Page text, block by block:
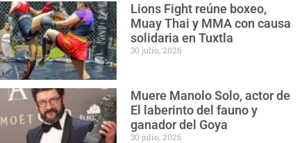
Lions Fight reúne boxeo,
Muay Thai y MMA con causa
solidaria en Tuxtla
30 julio, 2026
Muere Manolo Solo, actor de
El laberinto del fauno y
ganador del Goya
30 julio, 2026